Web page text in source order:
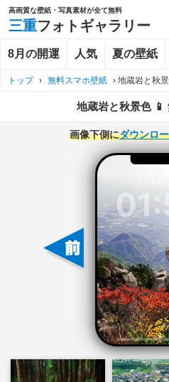
高画質な壁紙・写真素材が全て無料
三重フォトギャラリー
8月の開運 人気 夏の壁紙
トップ › 無料スマホ壁紙 › 地蔵岩と秋
地蔵岩と秋景色 📱
画像下側にダウンロ